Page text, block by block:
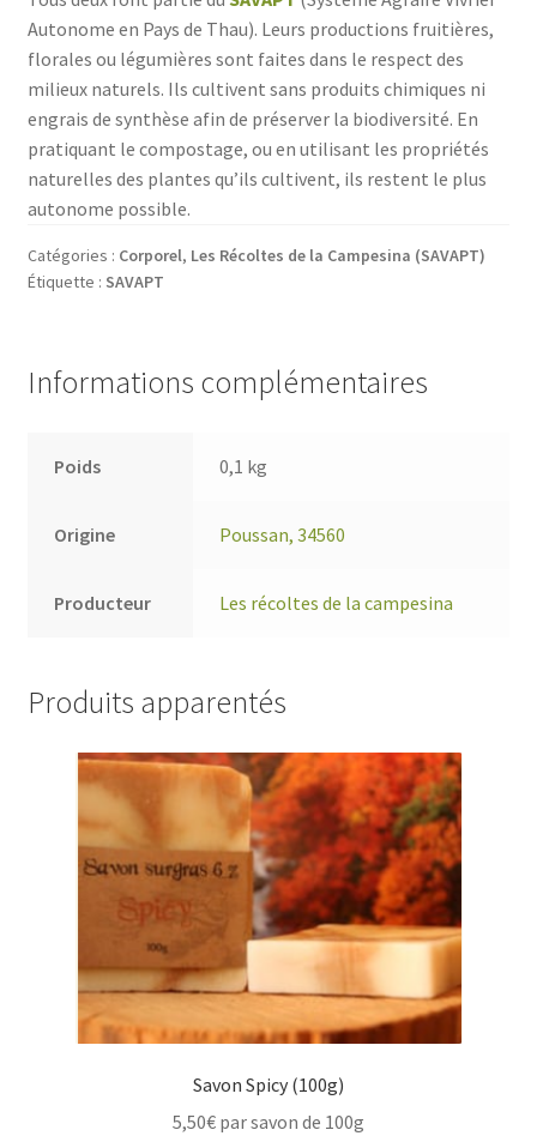
Autonome en Pays de Thau). Leurs productions fruitières,
florales ou légumières sont faites dans le respect des
milieux naturels. Ils cultivent sans produits chimiques ni
engrais de synthèse afin de préserver la biodiversité. En
pratiquant le compostage, ou en utilisant les propriétés
naturelles des plantes qu’ils cultivent, ils restent le plus
autonome possible.
Catégories : Corporel, Les Récoltes de la Campesina (SAVAPT)
Étiquette : SAVAPT
Informations complémentaires
Poids 0,1 kg
Origine Poussan, 34560
Producteur Les récoltes de la campesina
Produits apparentés
Savon Spicy (100g)
5,50€ par savon de 100g